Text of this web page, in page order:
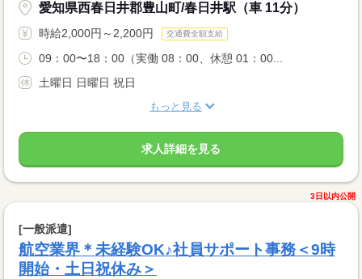
愛知県西春日井郡豊山町/春日井駅（車 11分）
時給2,000円～2,200円 交通費全額支給
09：00〜18：00（実働 08：00、休憩 01：00...
土曜日 日曜日 祝日
もっと見る
求人詳細を見る
3日以内公開
[一般派遣]
航空業界＊未経験OK♪社員サポート事務＜9時
開始・土日祝休み＞